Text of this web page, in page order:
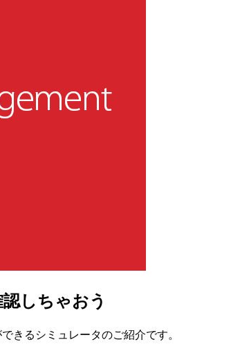
しちゃおう
きるシミュレータのご紹介です。